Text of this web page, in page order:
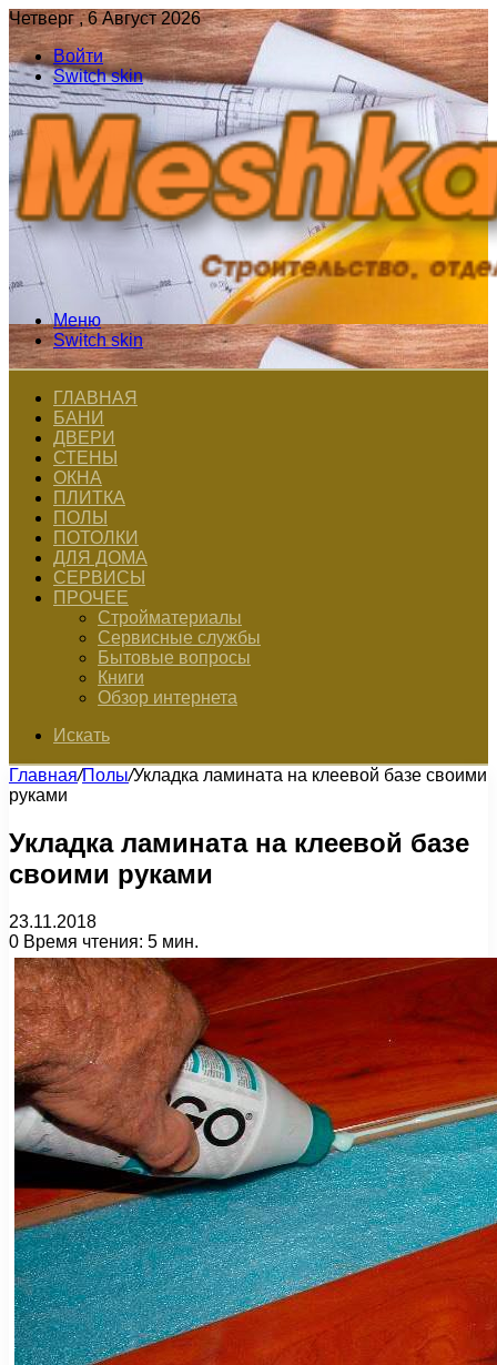
Четверг , 6 Август 2026
Войти
Switch skin
Меню
Switch skin
ГЛАВНАЯ
БАНИ
ДВЕРИ
СТЕНЫ
ОКНА
ПЛИТКА
ПОЛЫ
ПОТОЛКИ
ДЛЯ ДОМА
СЕРВИСЫ
ПРОЧЕЕ
Стройматериалы
Сервисные службы
Бытовые вопросы
Книги
Обзор интернета
Искать
Главная/Полы/Укладка ламината на клеевой базе своими
руками
Укладка ламината на клеевой базе
своими руками
23.11.2018
0 Время чтения: 5 мин.